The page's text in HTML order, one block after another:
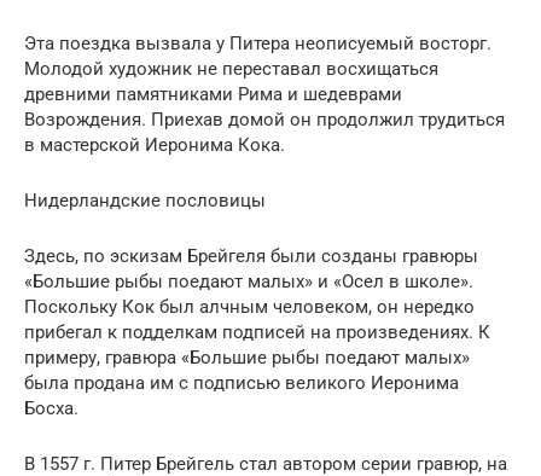
Эта поездка вызвала у Питера неописуемый восторг.
Молодой художник не переставал восхищаться
древними памятниками Рима и шедеврами
Возрождения. Приехав домой он продолжил трудиться
в мастерской Иеронима Кока.
Нидерландские пословицы
Здесь, по эскизам Брейгеля были созданы гравюры
«Большие рыбы поедают малых» и «Осел в школе».
Поскольку Кок был алчным человеком, он нередко
прибегал к подделкам подписей на произведениях. К
примеру, гравюра «Большие рыбы поедают малых»
была продана им с подписью великого Иеронима
Босха.
В 1557 г. Питер Брейгель стал автором серии гравюр, на